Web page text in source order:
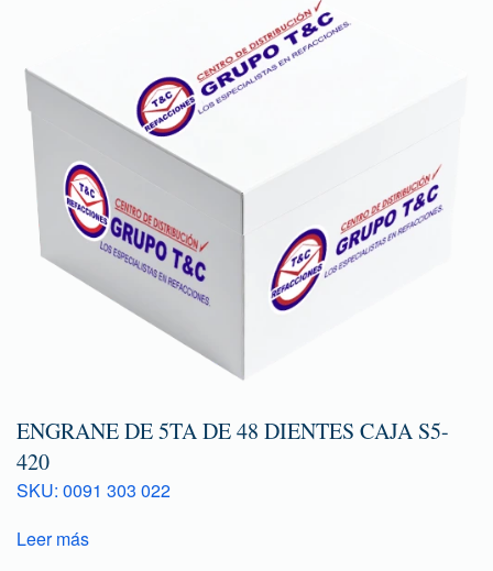
ENGRANE DE 5TA DE 48 DIENTES CAJA S5-
420
SKU: 0091 303 022
Leer más